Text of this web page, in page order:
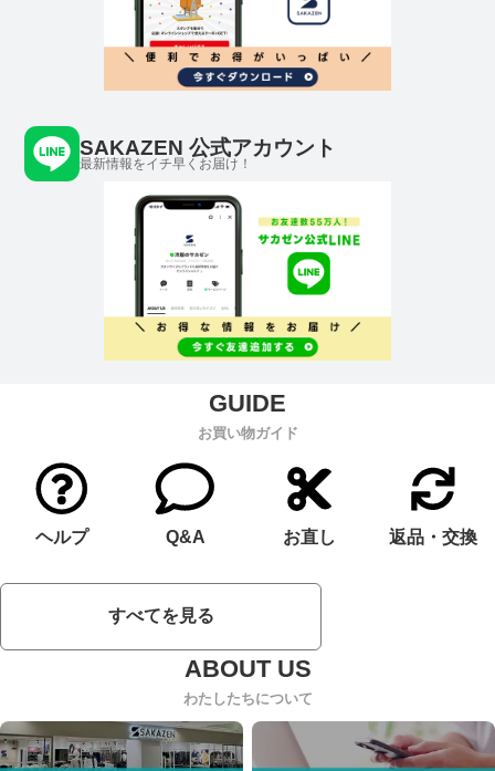
SAKAZEN 公式アカウント
最新情報をイチ早くお届け！
お買い物ガイド
ヘルプ Q&A お直し 返品・交換
すべてを見る
わたしたちについて